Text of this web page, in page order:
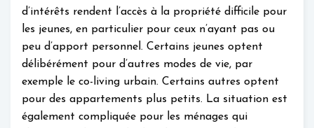
d’intérêts rendent l’accès à la propriété difficile pour
les jeunes, en particulier pour ceux n’ayant pas ou
peu d’apport personnel. Certains jeunes optent
délibérément pour d’autres modes de vie, par
exemple le co-living urbain. Certains autres optent
pour des appartements plus petits. La situation est
également compliquée pour les ménages qui